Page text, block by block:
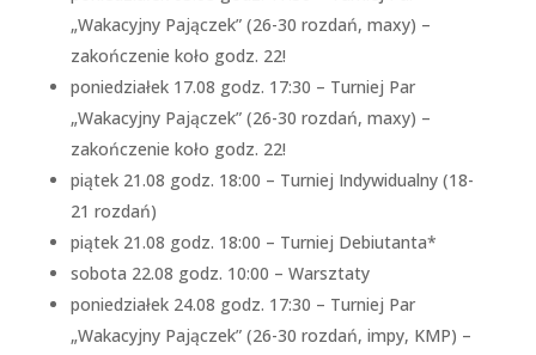
„Wakacyjny Pajączek” (26-30 rozdań, maxy) –
zakończenie koło godz. 22!
poniedziałek 17.08 godz. 17:30 – Turniej Par
„Wakacyjny Pajączek” (26-30 rozdań, maxy) –
zakończenie koło godz. 22!
piątek 21.08 godz. 18:00 – Turniej Indywidualny (18-
21 rozdań)
piątek 21.08 godz. 18:00 – Turniej Debiutanta*
sobota 22.08 godz. 10:00 – Warsztaty
poniedziałek 24.08 godz. 17:30 – Turniej Par
„Wakacyjny Pajączek” (26-30 rozdań, impy, KMP) –